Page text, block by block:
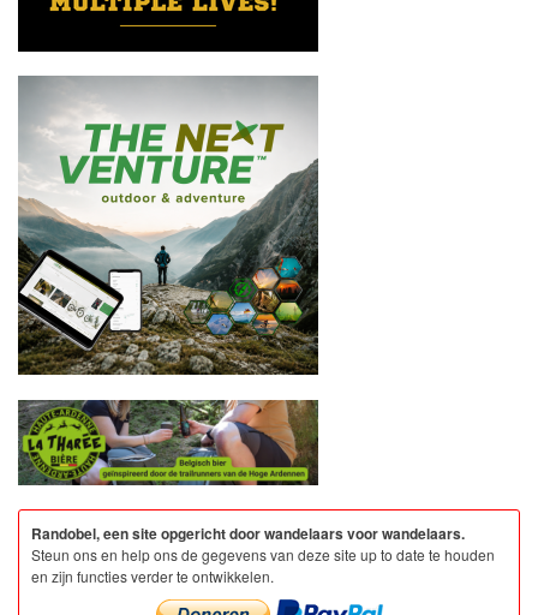
Randobel, een site opgericht door wandelaars voor wandelaars.
Steun ons en help ons de gegevens van deze site up to date te houden
en zijn functies verder te ontwikkelen.